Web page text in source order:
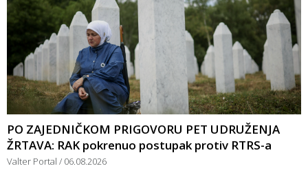
PO ZAJEDNIČKOM PRIGOVORU PET UDRUŽENJA
ŽRTAVA: RAK pokrenuo postupak protiv RTRS-a
Valter Portal 06.08.2026